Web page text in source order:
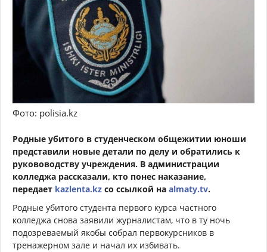
Фото: polisia.kz
Родные убитого в студенческом общежитии юноши
представили новые детали по делу и обратились к
рукововодству учреждения. В администрации
колледжа рассказали, кто понес наказание,
передает kazlenta.kz со ссылкой на almaty.tv.
Родные убитого студента первого курса частного
колледжа снова заявили журналистам, что в ту ночь
подозреваемый якобы собрал первокурсников в
тренажерном зале и начал их избивать.